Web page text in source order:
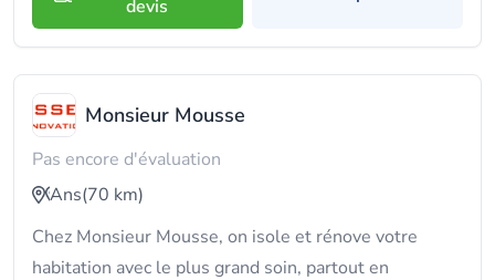
devis
Monsieur Mousse
Pas encore d'évaluation
Ans(70 km)
Chez Monsieur Mousse, on isole et rénove votre
habitation avec le plus grand soin, partout en